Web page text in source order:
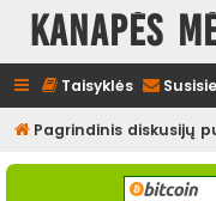
Kanapės
Taisyklės
Pagrindinis diskusijų